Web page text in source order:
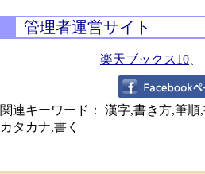
管理者運営サイト
楽天ブックス10
関連キーワード： 漢字,書き方,筆
カタカナ,書く